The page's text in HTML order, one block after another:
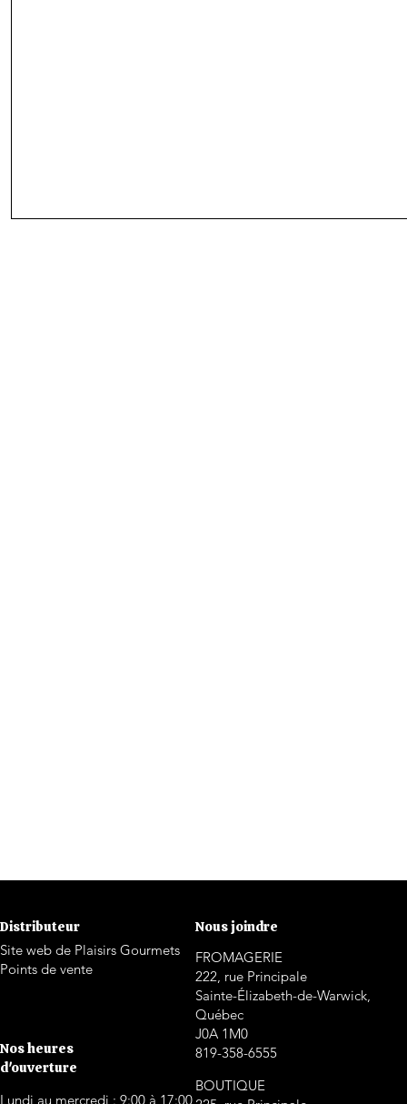
Distributeur
Site web de Plaisirs Gourmets
Points de vente
Nos heures
d'ouverture
Lundi au mercredi : 9:00 à 17:00
Nous joindre
FROMAGERIE
222, rue Principale
Sainte-Élizabeth-de-Warwick,
Québec
J0A 1M0
819-358-6555
BOUTIQUE